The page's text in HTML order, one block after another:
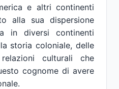
e altri continenti
alla sua dispersione
in diversi continenti
storia coloniale, delle
culturali che
cognome di avere